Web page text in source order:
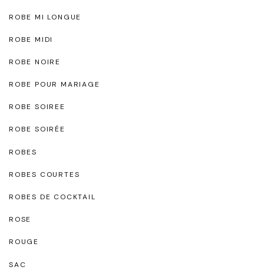
ROBE MI LONGUE
ROBE MIDI
ROBE NOIRE
ROBE POUR MARIAGE
ROBE SOIREE
ROBE SOIRÉE
ROBES
ROBES COURTES
ROBES DE COCKTAIL
ROSE
ROUGE
SAC